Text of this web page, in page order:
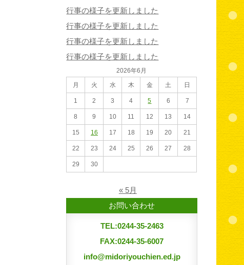
行事の様子を更新しました
行事の様子を更新しました
行事の様子を更新しました
行事の様子を更新しました
2026年6月
月
火 水 木 金 土 日
1 2 3 4 5 6 7
8 9 10 11 12 13 14
15 16 17 18 19 20 21
22 23 24 25 26 27 28
29 30
« 5月
お問い合わせ
TEL:0244-35-2463
FAX:0244-35-6007
info@midoriyouchien.ed.jp